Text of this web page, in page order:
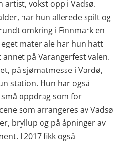
artist, vokst opp i Vadsø.
har hun allerede spilt og
omkring i Finnmark en
materiale har hun hatt
på Varangerfestivalen,
på sjømatmesse i Vardø,
station. Hun har også
oppdrag som for
som arrangeres av Vadsø
bryllup og på åpninger av
I 2017 fikk også